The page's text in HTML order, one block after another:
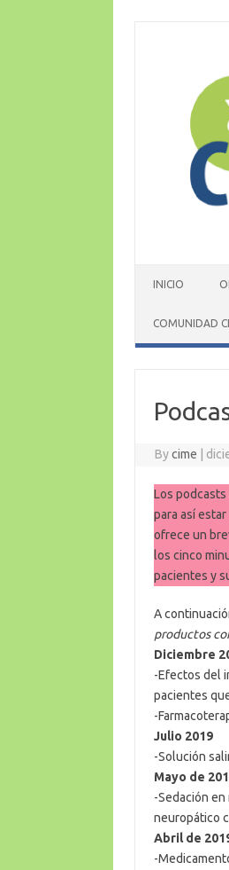
INICIO
COMUNIDAD
Bycime
Los
para así
ofrece un
los cinco
pacientes y
A
productos
Diciembre
-Efectos del
pacientes
-
Julio 2019
-Solución
Mayo de
-Sedación
neuropático
Abril de
-